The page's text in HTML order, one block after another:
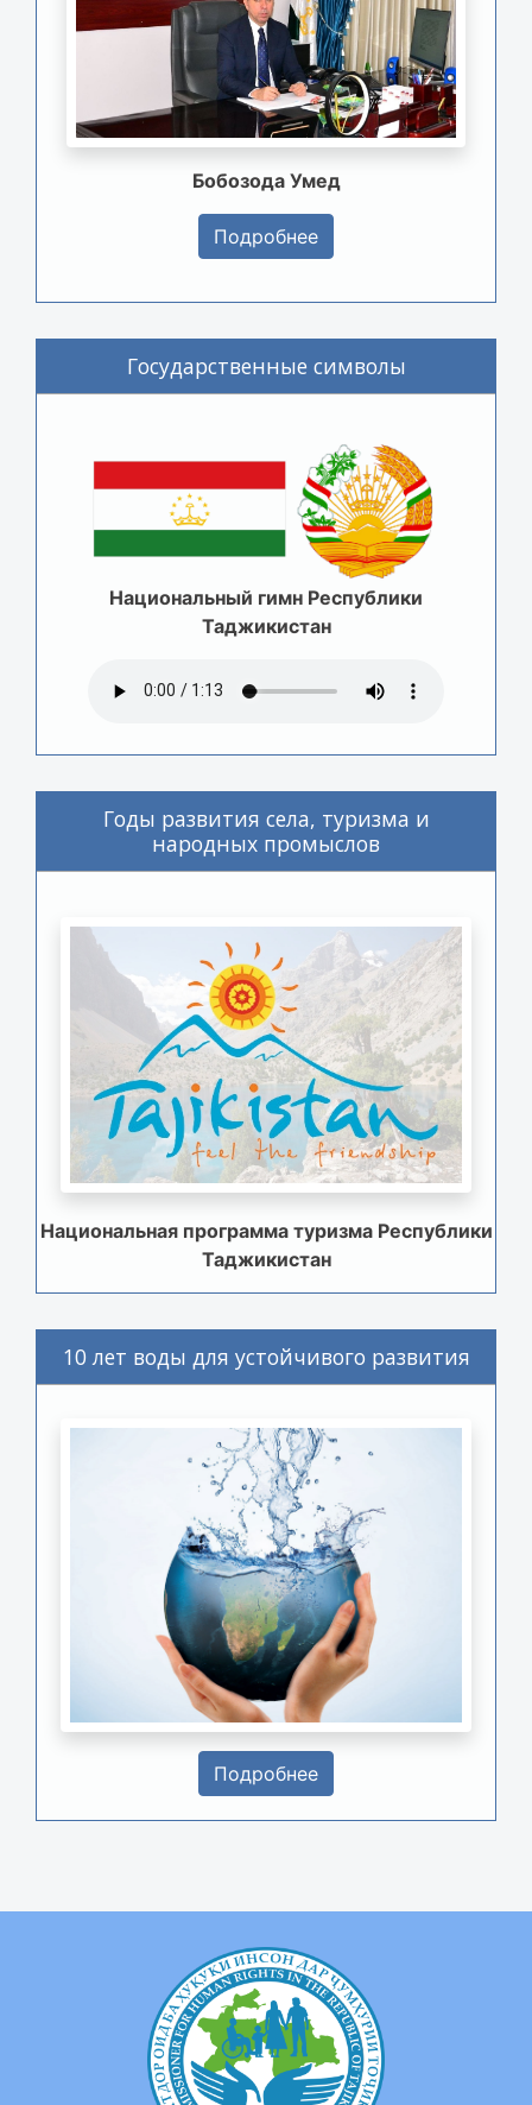
Бобозода Умед
Подробнее
Государственные символы
Национальный гимн Республики
Таджикистан
Годы развития села, туризма и
народных промыслов
Национальная программа туризма Республики
Таджикистан
10 лет воды для устойчивого развития
Подробнее